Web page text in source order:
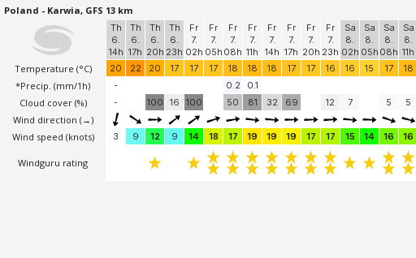
Poland - Karwia, GFS 13 km
Temperature (°C)
*Precip. (mm/1h)
Cloud cover (%)
Wind direction (→)
Wind speed (knots)
Windguru rating
Th
6.
14h
Th
6.
17h
Th
6.
20h
Th
6.
23h
Fr
7.
02h
Fr
7.
05h
Fr
7.
08h
Fr
7.
11h
Fr
7.
14h
Fr
7.
17h
Fr
7.
20h
Fr
7.
23h
Sa
8.
02h
Sa
8.
05h
Sa
8.
08h
Sa
8.
11h
20
22 20 17 17 17 18 18 18 17 17 16 16 15 17 18
-
0.2 0.1
-
100 16 100 50 81 32 69 12 7 5 5
3 9 12 9 14 18 17 19 19 19 17 17 15 14 16 16